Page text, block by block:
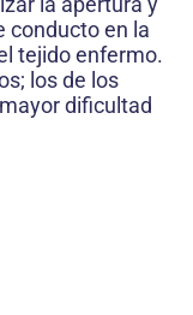
conducto en la
tejido enfermo.
los de los
dificultad